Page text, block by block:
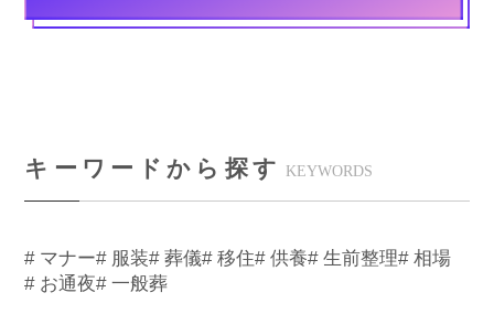
キーワードから探す KEYWORDS
# マナー# 服装# 葬儀# 移住# 供養# 生前整理# 相場
# お通夜# 一般葬